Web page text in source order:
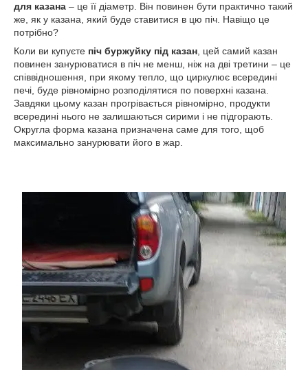
для казана – це її діаметр. Він повинен бути практично такий
же, як у казана, який буде ставитися в цю піч. Навіщо це
потрібно?
Коли ви купуєте піч буржуйку під казан , цей самий казан
повинен занурюватися в піч не менш, ніж на дві третини – це
співвідношення, при якому тепло, що циркулює всередині
печі, буде рівномірно розподілятися по поверхні казана.
Завдяки цьому казан прогрівається рівномірно, продукти
всередині нього не залишаються сирими і не підгорають.
Округла форма казана призначена саме для того, щоб
максимально занурювати його в жар.